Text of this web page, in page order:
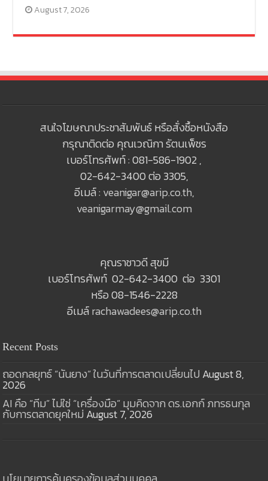
August 7, 2026
สนใจโฆษณาประชาสัมพันธ์ หรือสั่งซื้อหนังสือ
กรุณาติดต่อ คุณเวณิกา รัตนเพ็ชร
เบอร์โทรศัพท์ : 081-586-1902 ,
02-642-3400 ต่อ 3305,
อีเมล์ : veanigar@arip.co.th,
veanigarmay@gmail.com
คุณราชาวดี สุขมี
เบอร์โทรศัพท์ 02-642-3400 ต่อ 3301
หรือ 08-1546-2228
อีเมล์rachawadees@arip.co.th
Recent Posts
ถอดกลยุทธ์ “นันยาง” ในวันที่การตลาดเปลี่ยนไป August 8,
2026
AI คือ “ทีม” ไม่ใช่ “เครื่องมือ” มุมคิดจาก ดร.เอกก์ ภทรธนกุล
กับการตลาดยุคใหม่ August 7, 2026